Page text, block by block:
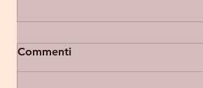
Commenti